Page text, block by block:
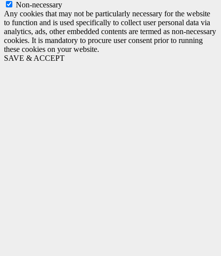
Non-necessary
Any cookies that may not be particularly necessary for the website
to function and is used specifically to collect user personal data via
analytics, ads, other embedded contents are termed as non-necessary
cookies. It is mandatory to procure user consent prior to running
these cookies on your website.
SAVE & ACCEPT